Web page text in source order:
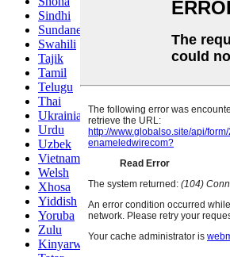
Sindhi
Sundanese
Swahili
Tajik
Tamil
Telugu
Thai
Ukrainian
Urdu
Uzbek
Vietnamese
Welsh
Xhosa
Yiddish
Yoruba
Zulu
Kinyarwanda